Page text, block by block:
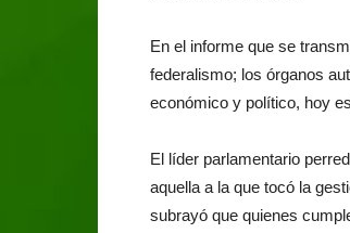
En el informe que se
federalismo; los órganos
económico y político, hoy
El líder parlamentario
aquella a la que tocó la
subrayó que quienes